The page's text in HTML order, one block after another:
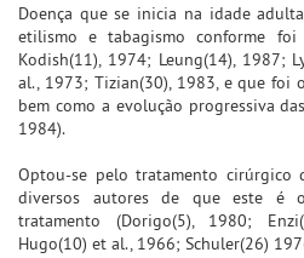
Doença que se inicia na idade
etilismo e tabagismo conforme
Kodish(11), 1974; Leung(14), 1987;
al., 1973; Tizian(30), 1983, e que foi
bem como a evolução progressiva
1984).
Optou-se pelo tratamento cirúrgico
diversos autores de que este é
tratamento (Dorigo(5), 1980;
Hugo(10) et al., 1966; Schuler(26)